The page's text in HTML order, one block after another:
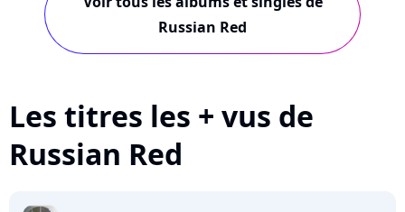
Russian Red
Les titres les + vus de
Russian Red